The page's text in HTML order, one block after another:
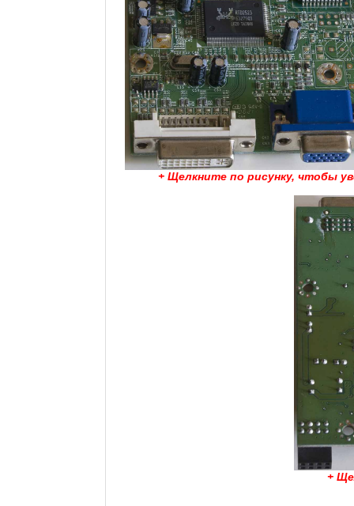
+ Щелкните по рисунку, чтобы
+